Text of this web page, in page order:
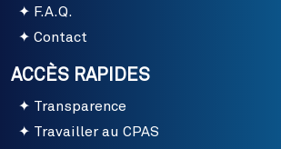
F.A.Q.
Contact
ACCÈS RAPIDES
Transparence
Travailler au CPAS